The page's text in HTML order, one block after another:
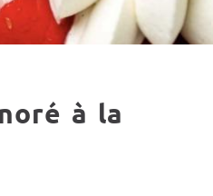
à la